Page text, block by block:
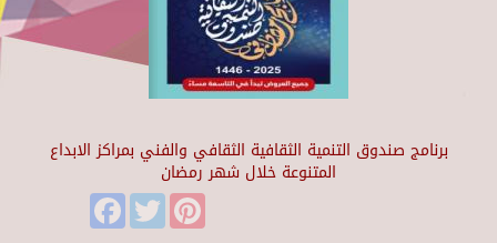
برنامج صندوق التنمية الثقافية الثقافي والفني بمراكز الابداع
المتنوعة خلال شهر رمضان
FacebookTwitter